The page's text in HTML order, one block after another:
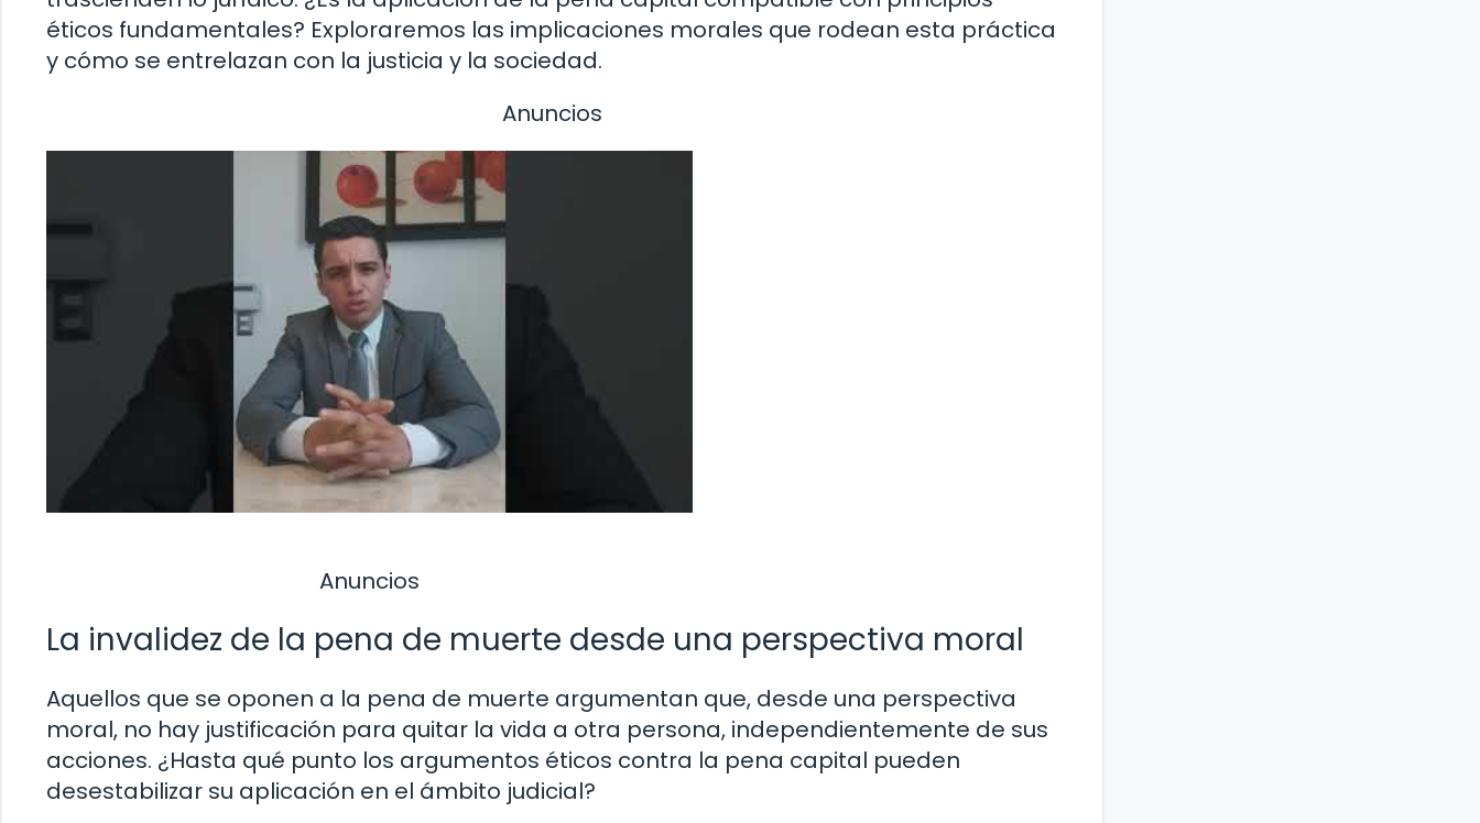
éticos fundamentales? Exploraremos las implicaciones morales que rodean esta práctica
y cómo se entrelazan con la justicia y la sociedad.
Anuncios
Anuncios
La invalidez de la pena de muerte desde una perspectiva moral
Aquellos que se oponen a la pena de muerte argumentan que, desde una perspectiva
moral, no hay justificación para quitar la vida a otra persona, independientemente de sus
acciones. ¿Hasta qué punto los argumentos éticos contra la pena capital pueden
desestabilizar su aplicación en el ámbito judicial?